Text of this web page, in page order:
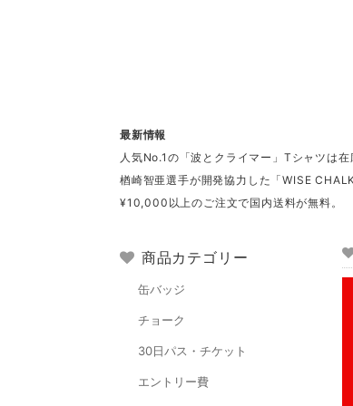
最新情報
人気No.1の「波とクライマー」Tシャツは在
楢崎智亜選手が開発協力した「WISE
¥10,000以上のご注文で国内送料が無料。
商品カテゴリー
缶バッジ
チョーク
30日パス・チケット
エントリー費